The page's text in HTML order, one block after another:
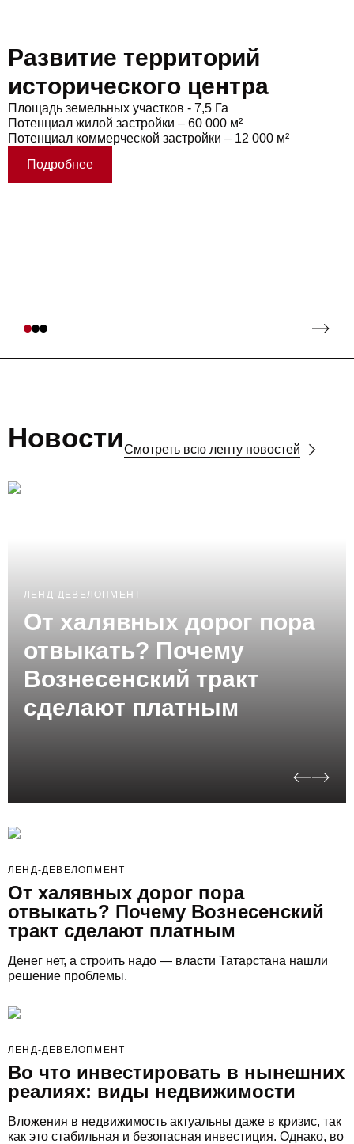
Развитие территорий
исторического центра
Площадь земельных участков - 7,5 Га
Потенциал жилой застройки – 60 000 м²
Потенциал коммерческой застройки – 12 000 м²
Подробнее
НовостиСмотреть всю ленту новостей
ЛЕНД-ДЕВЕЛОПМЕНТ
От халявных дорог пора
отвыкать? Почему
Вознесенский тракт
сделают платным
ЛЕНД-ДЕВЕЛОПМЕНТ
От халявных дорог пора
отвыкать? Почему Вознесенский
тракт сделают платным
Денег нет, а строить надо — власти Татарстана нашли
решение проблемы.
ЛЕНД-ДЕВЕЛОПМЕНТ
Во что инвестировать в нынешних
реалиях: виды недвижимости
Вложения в недвижимость актуальны даже в кризис, так
как это стабильная и безопасная инвестиция. Однако, во